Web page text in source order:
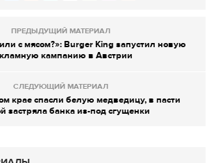
ПРЕДЫДУЩИЙ МАТЕРИАЛ
с мясом?»: Burger King запустил новую
кампанию в Австрии
СЛЕДУЮЩИЙ МАТЕРИАЛ
крае спасли белую медведицу, в пасти
застряла банка из-под сгущенки